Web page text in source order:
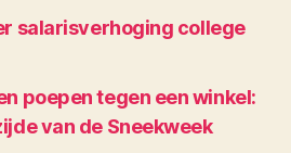
salarisverhoging college
poepen tegen een winkel:
van de Sneekweek